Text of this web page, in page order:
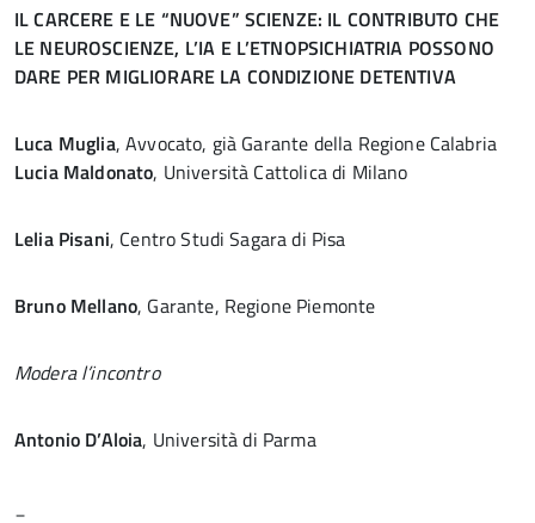
IL CARCERE E LE “NUOVE” SCIENZE: IL CONTRIBUTO CHE
LE NEUROSCIENZE, L’IA E L’ETNOPSICHIATRIA POSSONO
DARE PER MIGLIORARE LA CONDIZIONE DETENTIVA
Luca Muglia, Avvocato, già Garante della Regione Calabria
Lucia Maldonato, Università Cattolica di Milano
Lelia Pisani, Centro Studi Sagara di Pisa
Bruno Mellano, Garante, Regione Piemonte
Modera l’incontro
Antonio D’Aloia, Università di Parma